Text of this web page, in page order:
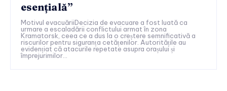
esențială”
Motivul evacuăriiDecizia de evacuare a fost luată ca
urmare a escaladării conflictului armat în zona
Kramatorsk, ceea ce a dus la o creștere semnificativă a
riscurilor pentru siguranța cetățenilor. Autoritățile au
evidențiat că atacurile repetate asupra orașului și
împrejurimilor...